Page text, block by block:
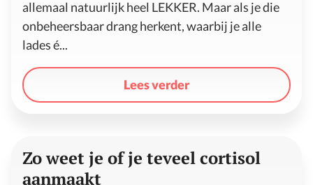
allemaal natuurlijk heel LEKKER. Maar als je die
onbeheersbaar drang herkent, waarbij je alle
lades é...
Lees verder
Zo weet je of je teveel cortisol
aanmaakt